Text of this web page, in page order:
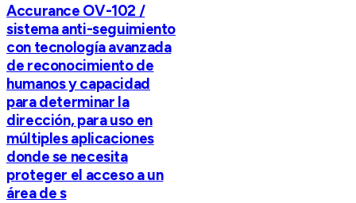
Accurance OV-102 /
sistema anti-seguimiento
con tecnología avanzada
de reconocimiento de
humanos y capacidad
para determinar la
dirección, para uso en
múltiples aplicaciones
donde se necesita
proteger el acceso a un
área de s